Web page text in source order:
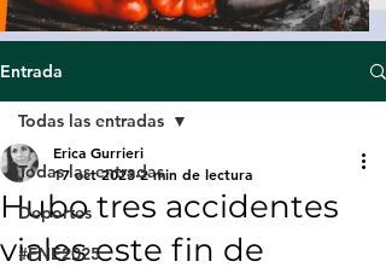
Entrada
Todas las entradas
Deportes
#FNE2025
Todas las entradas
Hubo tres accidentes
viales este fin de
Erica Gurrieri
17 oct 2023 2 min de lectura